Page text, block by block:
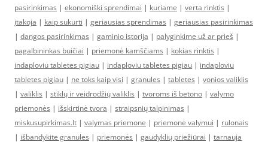
pasirinkimas | ekonomiški sprendimai | kuriame | verta rinktis |
įtakoja | kaip sukurti | geriausias sprendimas | geriausias pasirinkimas
| dangos pasirinkimas | gaminio istorija | palyginkime už ar prieš |
pagalbininkas buičiai | priemonė kamščiams | kokias rinktis |
indaploviu tabletes pigiau | indaploviu tabletes pigiau | indaploviu
tabletes pigiau | ne toks kaip visi | granules | tabletes | vonios valiklis
| valiklis | stiklų ir veidrodžių valiklis | tvoroms iš betono | valymo
priemonės | išskirtinė tvora | straipsnių talpinimas |
miskusupirkimas.lt | valymas priemone | priemonė valymui | rulonais
| išbandykite granules | priemonės | gaudyklių priežiūrai | tarnauja